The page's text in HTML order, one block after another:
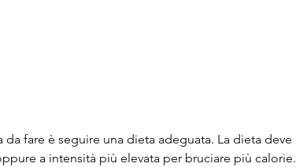
a intensità più elevata per bruciare più calorie.